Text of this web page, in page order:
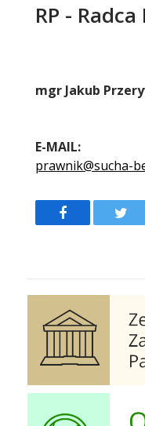
RP -
mgr Jakub
E-MAIL:
prawnik@sucha-
Facebook